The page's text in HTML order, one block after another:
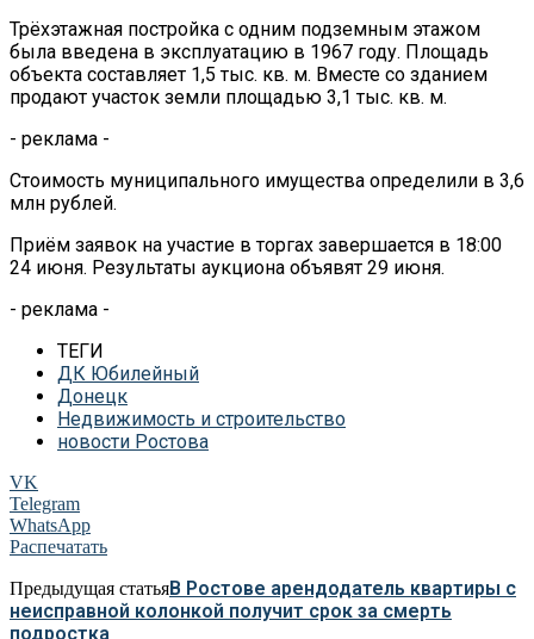
Трёхэтажная постройка с одним подземным этажом
была введена в эксплуатацию в 1967 году. Площадь
объекта составляет 1,5 тыс. кв. м. Вместе со зданием
продают участок земли площадью 3,1 тыс. кв. м.
- реклама -
Стоимость муниципального имущества определили в 3,6
млн рублей.
Приём заявок на участие в торгах завершается в 18:00
24 июня. Результаты аукциона объявят 29 июня.
- реклама -
ТЕГИ
ДК Юбилейный
Донецк
Недвижимость и строительство
новости Ростова
VK
Telegram
WhatsApp
Распечатать
Предыдущая статьяВ Ростове арендодатель квартиры с
неисправной колонкой получит срок за смерть
подростка